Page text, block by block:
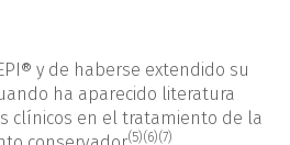
y de haberse extendido su
ha aparecido literatura
clínicos en el tratamiento de la
(5)(6)(7)